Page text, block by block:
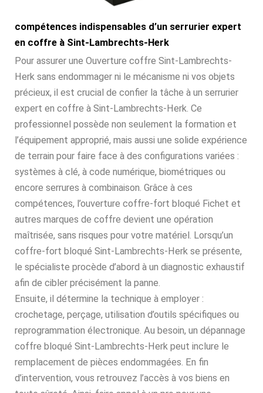
compétences indispensables d’un serrurier expert
en coffre à Sint-Lambrechts-Herk
Pour assurer une Ouverture coffre Sint-Lambrechts-
Herk sans endommager ni le mécanisme ni vos objets
précieux, il est crucial de confier la tâche à un serrurier
expert en coffre à Sint-Lambrechts-Herk. Ce
professionnel possède non seulement la formation et
l’équipement approprié, mais aussi une solide expérience
de terrain pour faire face à des configurations variées :
systèmes à clé, à code numérique, biométriques ou
encore serrures à combinaison. Grâce à ces
compétences, l’ouverture coffre-fort bloqué Fichet et
autres marques de coffre devient une opération
maîtrisée, sans risques pour votre matériel. Lorsqu’un
coffre-fort bloqué Sint-Lambrechts-Herk se présente,
le spécialiste procède d’abord à un diagnostic exhaustif
afin de cibler précisément la panne.
Ensuite, il détermine la technique à employer :
crochetage, perçage, utilisation d’outils spécifiques ou
reprogrammation électronique. Au besoin, un dépannage
coffre bloqué Sint-Lambrechts-Herk peut inclure le
remplacement de pièces endommagées. En fin
d’intervention, vous retrouvez l’accès à vos biens en